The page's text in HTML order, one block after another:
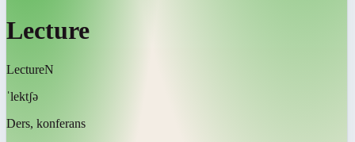
Lecture
LectureN
ˈlektʃə
Ders, konferans